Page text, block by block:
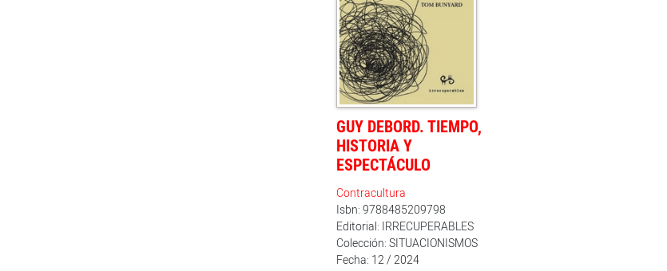
GUY DEBORD. TIEMPO,
HISTORIA Y
ESPECTÁCULO
Contracultura
Isbn: 9788485209798
Editorial: IRRECUPERABLES
Colección: SITUACIONISMOS
Fecha: 12 / 2024